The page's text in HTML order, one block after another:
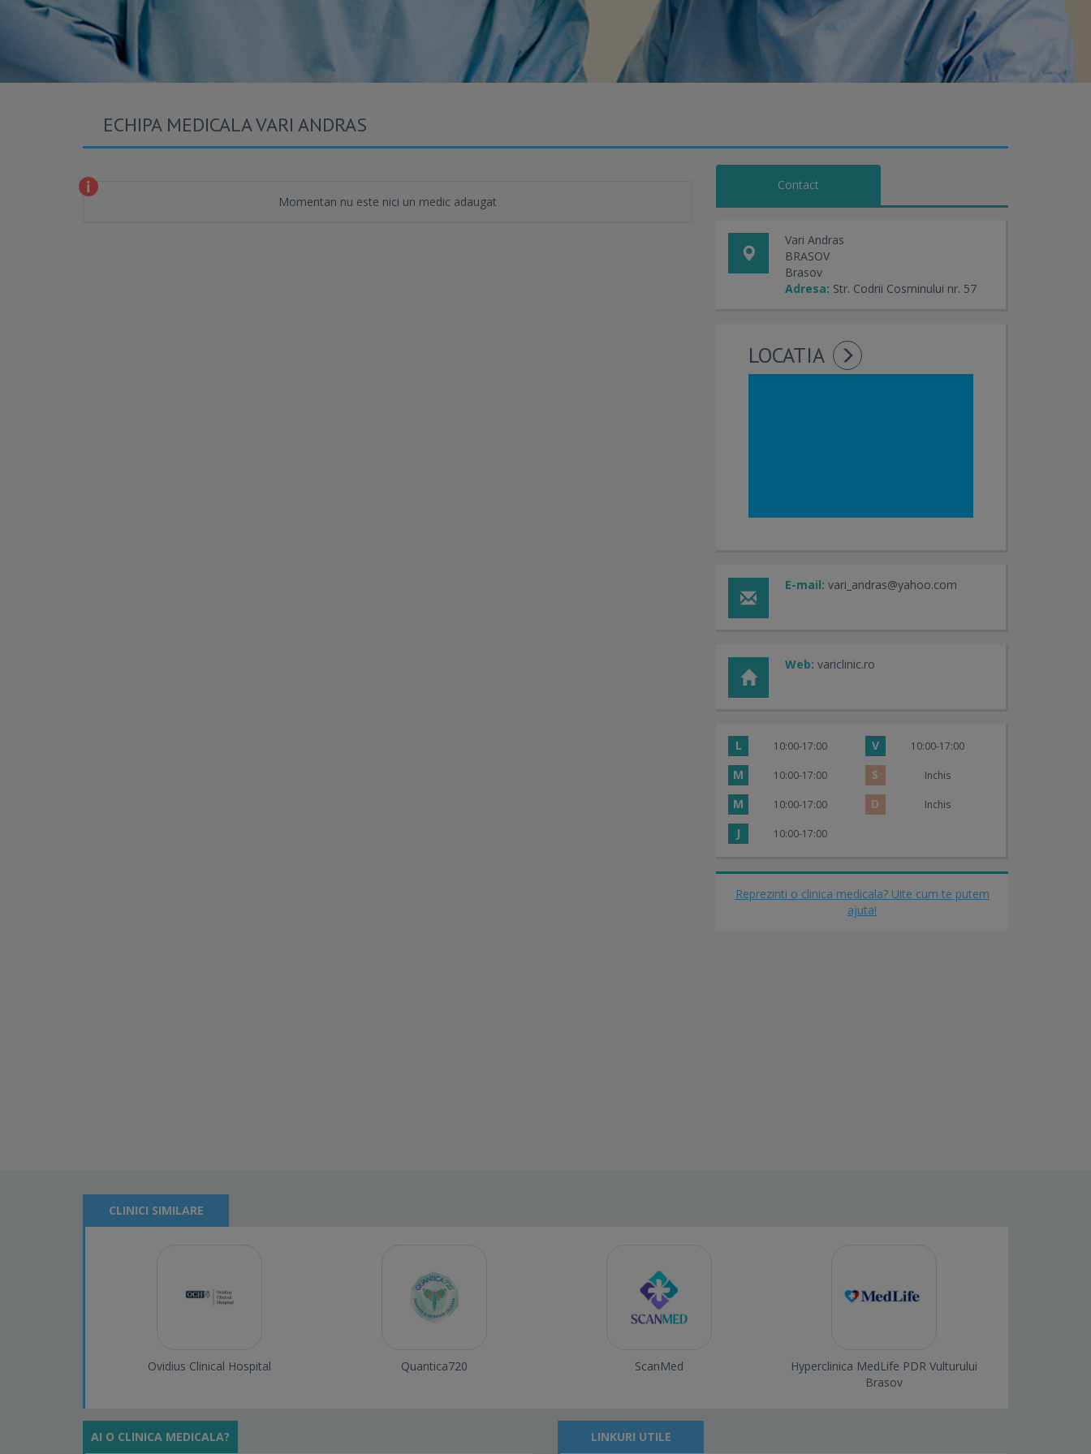
ECHIPA MEDICALA VARI ANDRAS
Momentan nu este nici un medic adaugat
Contact
Vari Andras
BRASOV
Brasov
Adresa: Str. Codrii Cosminului nr. 57
LOCATIA
E-mail: vari_andras@yahoo.com
Web: variclinic.ro
L 10:00-17:00 V 10:00-17:00
M 10:00-17:00 S Inchis
M 10:00-17:00 D Inchis
J 10:00-17:00
Reprezinti o clinica medicala? Uite cum te putem
ajuta!
CLINICI SIMILARE
Ovidius Clinical Hospital Quantica720 ScanMed
Hyperclinica MedLife PDR Vulturului
Brasov
AI O CLINICA MEDICALA? LINKURI UTILE